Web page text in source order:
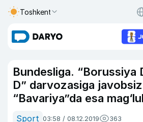
Toshkent
Bundesliga. “Borussiya
D” darvozasiga
“Bavariya”da esa
Sport 03:58 / 08.12.2019 363